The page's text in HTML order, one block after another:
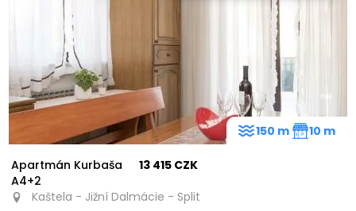
24
Apartmán Kurbaša
A4+2
13 415 CZK
Kaštela - Jižní Dalmácie - Split
150 m 10 m